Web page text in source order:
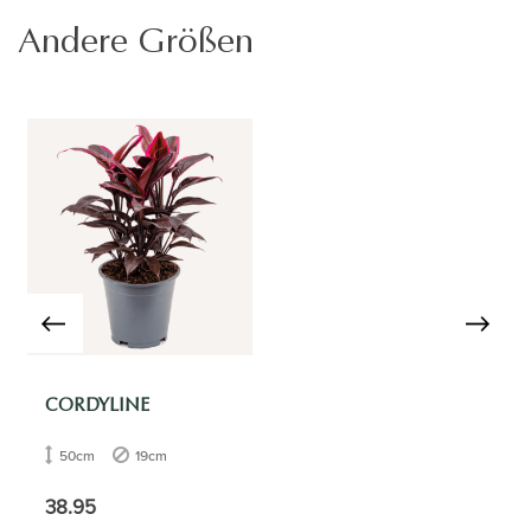
Andere Größen
CORDYLINE
50cm 19cm
38.95